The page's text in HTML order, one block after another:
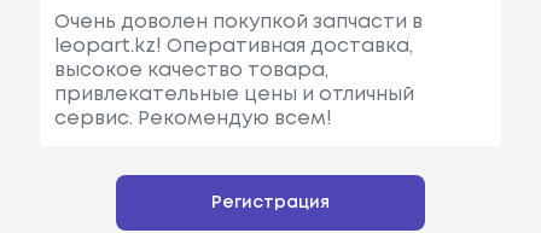
Очень доволен покупкой запчасти в
leopart.kz! Оперативная доставка,
высокое качество товара,
привлекательные цены и отличный
сервис. Рекомендую всем!
Регистрация